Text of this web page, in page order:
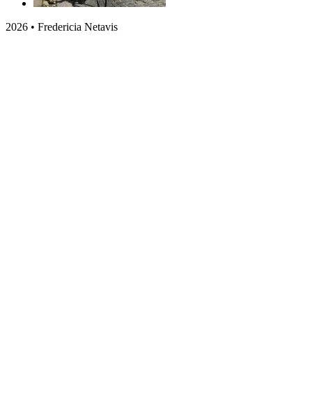
2026 • Fredericia Netavis